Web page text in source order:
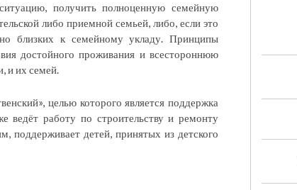
получить полноценную семейную
либо приемной семьей, либо, если это
близких к семейному укладу. Принципы
достойного проживания и всестороннюю
и их семей.
целью которого является поддержка
ведёт работу по строительству и ремонту
детей, принятых из детского